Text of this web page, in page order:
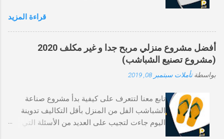
بالطبع، توافقه مع الطبيعة مقابل الأكواب
البلاستيكية. هو نوع يسهل التخلص منه و ينتهي به
المطاف في مكب النفايات كما الاكواب البلاستيكية.
و مع ذلك، تتحلل الورقة في فترة زمنية أقصر بينما
يستغرق البلاستيك مئات السنين ليتحلل تمامًا. و
السبب الآخر لتفضيله المتزايد هو أنه أكثر صحة و
الكؤوس الورقية هي منتجات مطلوبة للاستهلاك
الشامل، و بالتالي بمجرد تأسيس مشروع صناعة
الاكواب الورقية توجد فرص جيدة لتحويل هدا
قراءة المزيد
أفضل مشروع منزلي مربح جدا و غير مكلف 2020
(مشروع تصنيع الشباشب)
بواسطةتأملات سبتمبر 08, 2019
تابع معنا لتتعرف على كيفية بدأ مشروع صناعة
الشباشب الفل من المنزل بأقل التكاليف تدوينة
اليوم جاءت لتجيب على العديد من الأسئلة التي